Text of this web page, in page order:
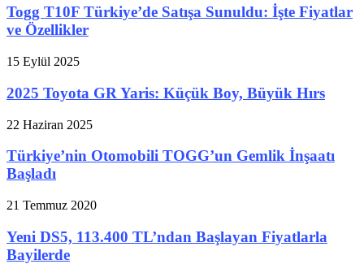
Togg T10F Türkiye’de Satışa Sunuldu: İşte Fiyatlar
ve Özellikler
15 Eylül 2025
2025 Toyota GR Yaris: Küçük Boy, Büyük Hırs
22 Haziran 2025
Türkiye’nin Otomobili TOGG’un Gemlik İnşaatı
Başladı
21 Temmuz 2020
Yeni DS5, 113.400 TL’ndan Başlayan Fiyatlarla
Bayilerde